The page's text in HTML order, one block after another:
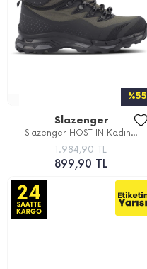
%55
Slazenger
Slazenger HOST IN Kadın...
1.984,90 TL
899,90 TL